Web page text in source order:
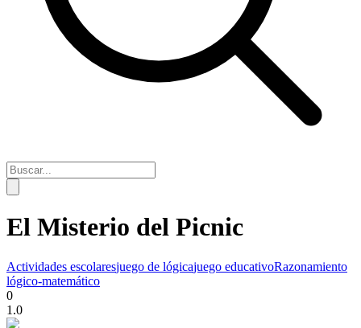
El Misterio del Picnic
Actividades escolaresjuego de lógicajuego educativoRazonamiento
lógico-matemático
0
1.0